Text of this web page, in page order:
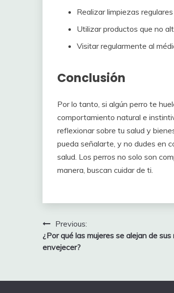
Realizar limpiezas
Utilizar productos que no
Visitar regularmente al
Conclusión
Por lo tanto, si algún perro te
comportamiento natural e
reflexionar sobre tu salud y
pueda señalarte, y no dudes en
salud. Los perros no solo son
manera, buscan cuidar de ti.
Post
navigation
Previous:
¿Por qué las mujeres se alejan de sus
envejecer?